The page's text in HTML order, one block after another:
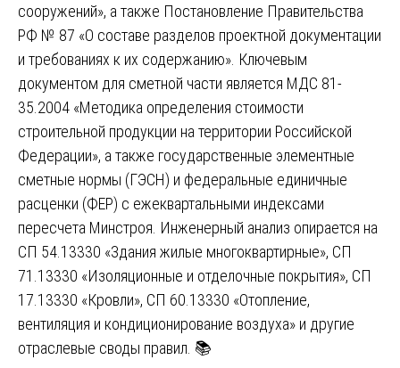
сооружений», а также Постановление Правительства
РФ № 87 «О составе разделов проектной документации
и требованиях к их содержанию». Ключевым
документом для сметной части является МДС 81-
35.2004 «Методика определения стоимости
строительной продукции на территории Российской
Федерации», а также государственные элементные
сметные нормы (ГЭСН) и федеральные единичные
расценки (ФЕР) с ежеквартальными индексами
пересчета Минстроя. Инженерный анализ опирается на
СП 54.13330 «Здания жилые многоквартирные», СП
71.13330 «Изоляционные и отделочные покрытия», СП
17.13330 «Кровли», СП 60.13330 «Отопление,
вентиляция и кондиционирование воздуха» и другие
отраслевые своды правил. 📚